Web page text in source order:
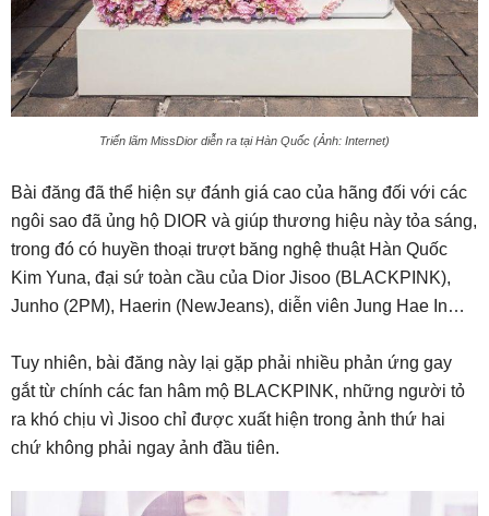
Triển lãm MissDior diễn ra tại Hàn Quốc (Ảnh: Internet)
Bài đăng đã thể hiện sự đánh giá cao của hãng đối với các
ngôi sao đã ủng hộ DIOR và giúp thương hiệu này tỏa sáng,
trong đó có huyền thoại trượt băng nghệ thuật Hàn Quốc
Kim Yuna, đại sứ toàn cầu của Dior Jisoo (BLACKPINK),
Junho (2PM), Haerin (NewJeans), diễn viên Jung Hae In…
Tuy nhiên, bài đăng này lại gặp phải nhiều phản ứng gay
gắt từ chính các fan hâm mộ BLACKPINK, những người tỏ
ra khó chịu vì Jisoo chỉ được xuất hiện trong ảnh thứ hai
chứ không phải ngay ảnh đầu tiên.